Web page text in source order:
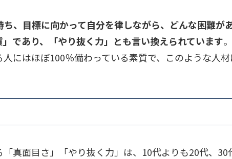
、目標に向かって自分を律しながら、どんな困難が
であり、「やり抜く力」とも言い換えられています
にはほぼ100％備わっている素質で、このような人
真面目さ」「やり抜く力」は、10代よりも20代、30